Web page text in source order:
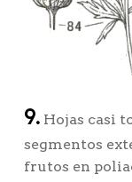
9.Hojas casi
segmentos
frutos en